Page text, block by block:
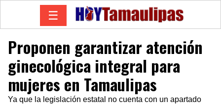
☰
Proponen garantizar atención
ginecológica integral para
mujeres en Tamaulipas
Ya que la legislación estatal no cuenta con un apartado